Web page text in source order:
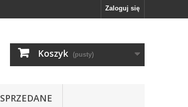
Zaloguj się
Koszyk (pusty)
SPRZEDANE